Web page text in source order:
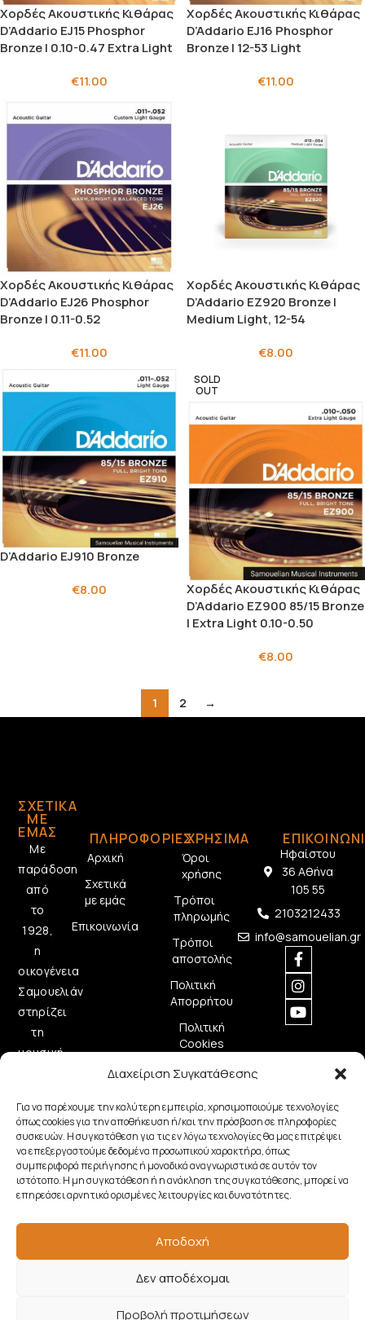
Διαχείριση Συγκατάθεσης
Για να παρέχουμε την καλύτερη εμπειρία, χρησιμοποιούμε τεχνολογίες
όπως cookies για την αποθήκευση ή/και την πρόσβαση σε πληροφορίες
συσκευών. Η συγκατάθεση για τις εν λόγω τεχνολογίες θα μας επιτρέψει
να επεξεργαστούμε δεδομένα προσωπικού χαρακτήρα, όπως
συμπεριφορά περιήγησης ή μοναδικά αναγνωριστικά σε αυτόν τον
ιστότοπο. Η μη συγκατάθεση ή η ανάκληση της συγκατάθεσης, μπορεί να
επηρεάσει αρνητικά ορισμένες λειτουργίες και δυνατότητες.
Αποδοχή
Δεν αποδέχομαι
Προβολή προτιμήσεων
Χορδές Ακουστικής Κιθάρας
D’Addario EJ15 Phosphor
Bronze | 0.10-0.47 Extra Light
€11.00
Χορδές Ακουστικής Κιθάρας
D’Addario EJ16 Phosphor
Bronze | 12-53 Light
€11.00
Χορδές Ακουστικής Κιθάρας
D’Addario EJ26 Phosphor
Bronze | 0.11-0.52
€11.00
Χορδές Ακουστικής Κιθάρας
D’Addario EZ920 Bronze |
Medium Light, 12-54
€8.00
D’Addario EJ910 Bronze
€8.00
SOLD
OUT
Χορδές Ακουστικής Κιθάρας
D’Addario EZ900 85/15 Bronze
| Extra Light 0.10-0.50
€8.00
1 2 →
ΣΧΕΤΙΚΆ
ΜΕ
ΕΜΆΣ
Με
παράδοση
από
το
1928,
η
οικογένεια
Σαμουελιάν
στηρίζει
τη
μουσική
ποιοτικά
μουσικά
όργανα.
ΠΛΗΡΟΦΟΡΙΕΣ
Αρχική
Σχετικά
με εμάς
Επικοινωνία
ΧΡΗΣΙΜΑ
Όροι
χρήσης
Τρόποι
πληρωμής
Τρόποι
αποστολής
Πολιτική
Απορρήτου
Πολιτική
Cookies
Ηφαίστου
36 Αθήνα
105 55
2103212433
info@samouelian.gr
Copyright © 2026 Samouelian. All Rights Reserved.